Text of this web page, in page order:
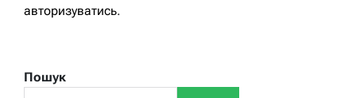
авторизуватись.
Пошук